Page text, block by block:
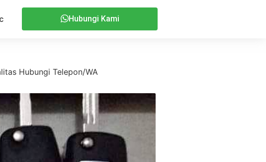
Hubungi Kami
Hubungi Telepon/WA